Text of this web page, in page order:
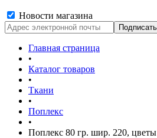
Новости магазина
Главная страница
•
Каталог товаров
•
Ткани
•
Поплекс
•
Поплекс 80 гр. шир. 220, цветы